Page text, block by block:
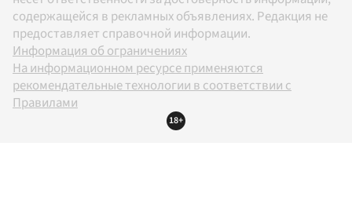
содержащейся в рекламных объявлениях. Редакция не
предоставляет справочной информации.
Информация об ограничениях
На информационном ресурсе применяются
рекомендательные технологии в соответствии с
Правилами
18+